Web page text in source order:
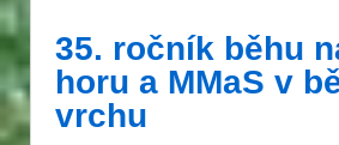
35. ročník běhu
horu a MMaS v
vrchu